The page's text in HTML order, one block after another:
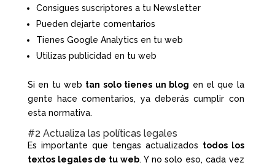
Consigues suscriptores a tu Newsletter
Pueden dejarte comentarios
Tienes Google Analytics en tu web
Utilizas publicidad en tu web
Si en tu web tan solo tienes un blog en el que la
gente hace comentarios, ya deberás cumplir con
esta normativa.
#2 Actualiza las políticas legales
Es importante que tengas actualizados todos los
textos legales de tu web. Y no solo eso, cada vez